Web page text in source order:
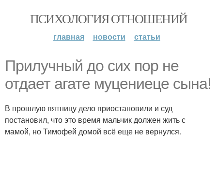
ПСИХОЛОГИЯ ОТНОШЕНИЙ
главная новости статьи
Прилучный до сих пор не
отдает агате муцениеце сына!
В прошлую пятницу дело приостановили и суд
постановил, что это время мальчик должен жить с
мамой, но Тимофей домой всё еще не вернулся.